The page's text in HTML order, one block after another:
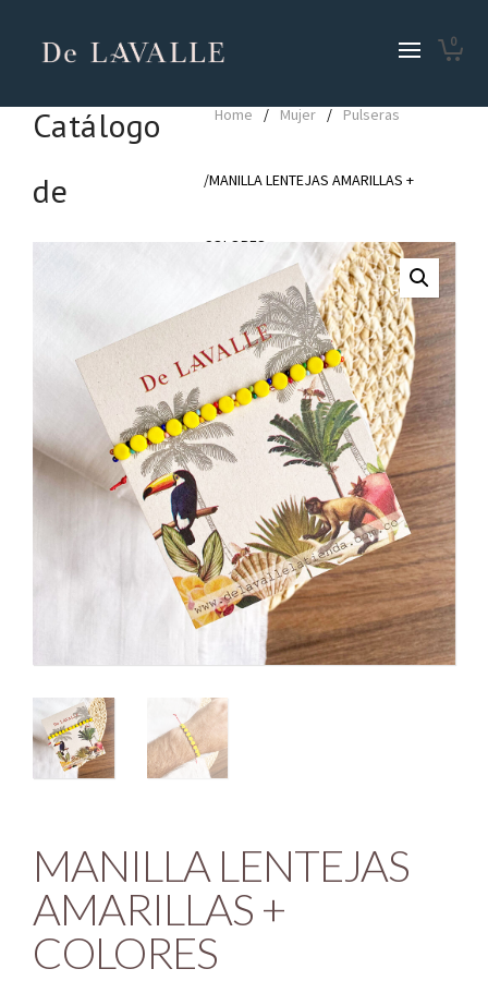
0
Catálogo
de
Productos
Home / Mujer / Pulseras
/MANILLA LENTEJAS AMARILLAS +
COLORES
MANILLA LENTEJAS
AMARILLAS +
COLORES